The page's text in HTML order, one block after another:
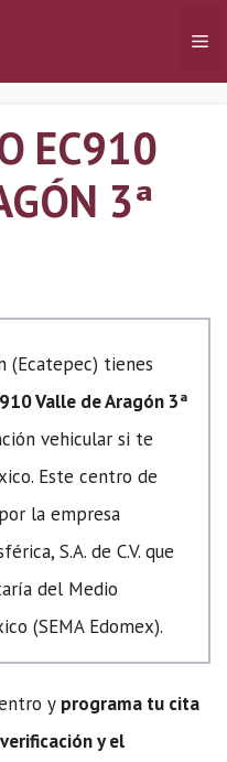
EC910
3ª
(Ecatepec) tienes
Valle de Aragón 3ª
vehicular si te
Este centro de
la empresa
S.A. de C.V. que
del Medio
(SEMA Edomex).
y programa tu cita
y el